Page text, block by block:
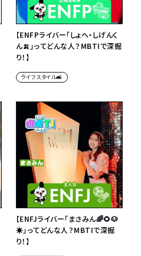
【ENFPライバー「しょへ・しげんく
ん🍌」ってどんな人？MBTIで深掘
り！】
ライフスタイル🛋
【ENFJライバー「まさみん🌈🌻🐶
☀️」ってどんな人？MBTIで深掘
り！】